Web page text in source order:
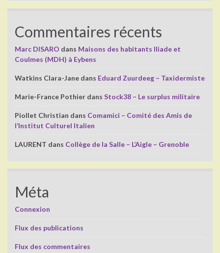
Commentaires récents
Marc DISARO dans Maisons des habitants Iliade et
Coulmes (MDH) à Eybens
Watkins Clara-Jane dans Eduard Zuurdeeg – Taxidermiste
Marie-France Pothier dans Stock38 – Le surplus militaire
Piollet Christian dans Comamici – Comité des Amis de
l’Institut Culturel Italien
LAURENT dans Collège de la Salle – L’Aigle – Grenoble
Méta
Connexion
Flux des publications
Flux des commentaires